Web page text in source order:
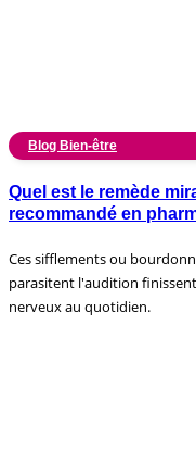
Blog Bien-être
Quel est le remède
recommandé en
Ces sifflements ou
parasitent l'audition
nerveux au quotidien.